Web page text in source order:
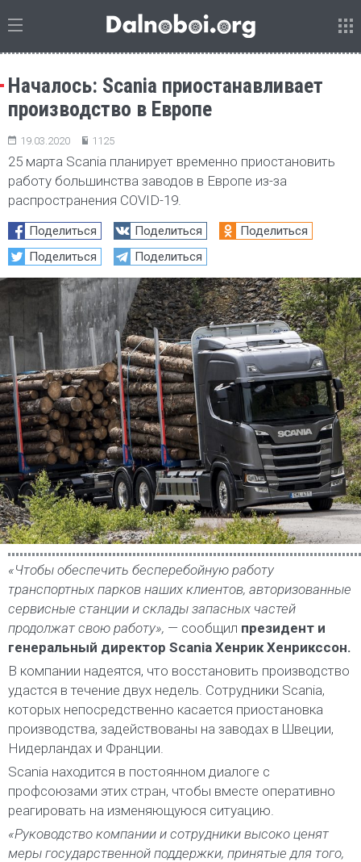
Началось: Scania приостанавливает
производство в Европе
19.03.2020 1125
25 марта Scania планирует временно приостановить
работу большинства заводов в Европе из-за
распространения COVID-19.
Поделиться Поделиться
Поделиться
Поделиться
Поделиться
«Чтобы обеспечить бесперебойную работу
транспортных парков наших клиентов, авторизованные
сервисные станции и склады запасных частей
продолжат свою работу», — сообщил президент и
генеральный директор Scania Хенрик Хенрикссон.
В компании надеятся, что восстановить производство
удастся в течение двух недель. Сотрудники Scania,
которых непосредственно касается приостановка
производства, задействованы на заводах в Швеции,
Нидерландах и Франции.
Scania находится в постоянном диалоге с
профсоюзами этих стран, чтобы вместе оперативно
реагировать на изменяющуюся ситуацию.
«Руководство компании и сотрудники высоко ценят
меры государственной поддержки, принятые для того,